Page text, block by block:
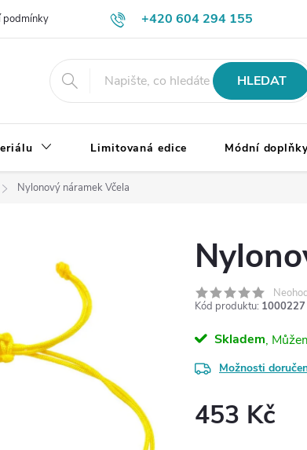
+420 604 294 155
podmínky Výměna, vrácení a reklamace zboží
HLEDAT
Limitovaná edice Módní
Nylonový náramek Včela
Kód produktu: 1000227
Skladem
Možnosti
453 Kč